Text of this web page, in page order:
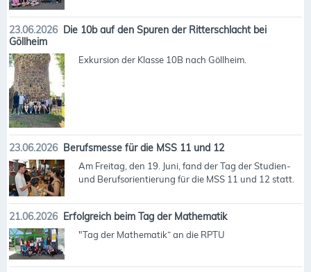
23.06.2026 Die 10b auf den Spuren der Ritterschlacht bei
Göllheim
Exkursion der Klasse 10B nach Göllheim.
23.06.2026 Berufsmesse für die MSS 11 und 12
Am Freitag, den 19. Juni, fand der Tag der Studien-
und Berufsorientierung für die MSS 11 und 12 statt.
21.06.2026 Erfolgreich beim Tag der Mathematik
"Tag der Mathematik“ an die RPTU